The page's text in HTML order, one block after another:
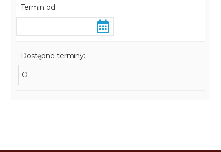
Termin od:
Dostępne terminy:
O